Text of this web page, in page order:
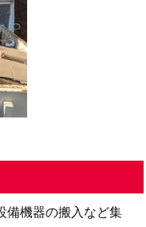
備機器の搬入など集